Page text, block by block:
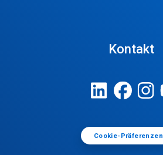
Kontakt
Cookie-Präferenzen